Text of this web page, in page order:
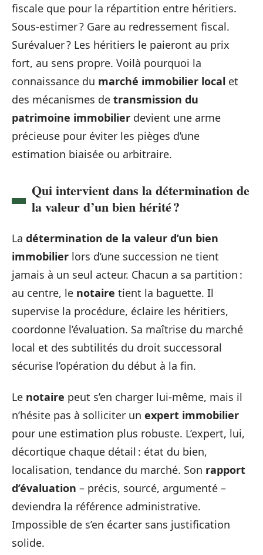
fiscale que pour la répartition entre héritiers.
Sous-estimer ? Gare au redressement fiscal.
Surévaluer ? Les héritiers le paieront au prix
fort, au sens propre. Voilà pourquoi la
connaissance du marché immobilier local et
des mécanismes de transmission du
patrimoine immobilier devient une arme
précieuse pour éviter les pièges d’une
estimation biaisée ou arbitraire.
Qui intervient dans la détermination de
la valeur d’un bien hérité ?
La détermination de la valeur d’un bien
immobilier lors d’une succession ne tient
jamais à un seul acteur. Chacun a sa partition :
au centre, le notaire tient la baguette. Il
supervise la procédure, éclaire les héritiers,
coordonne l’évaluation. Sa maîtrise du marché
local et des subtilités du droit successoral
sécurise l’opération du début à la fin.
Le notaire peut s’en charger lui-même, mais il
n’hésite pas à solliciter un expert immobilier
pour une estimation plus robuste. L’expert, lui,
décortique chaque détail : état du bien,
localisation, tendance du marché. Son rapport
d’évaluation – précis, sourcé, argumenté –
deviendra la référence administrative.
Impossible de s’en écarter sans justification
solide.